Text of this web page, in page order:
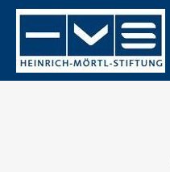
Skip
main
content